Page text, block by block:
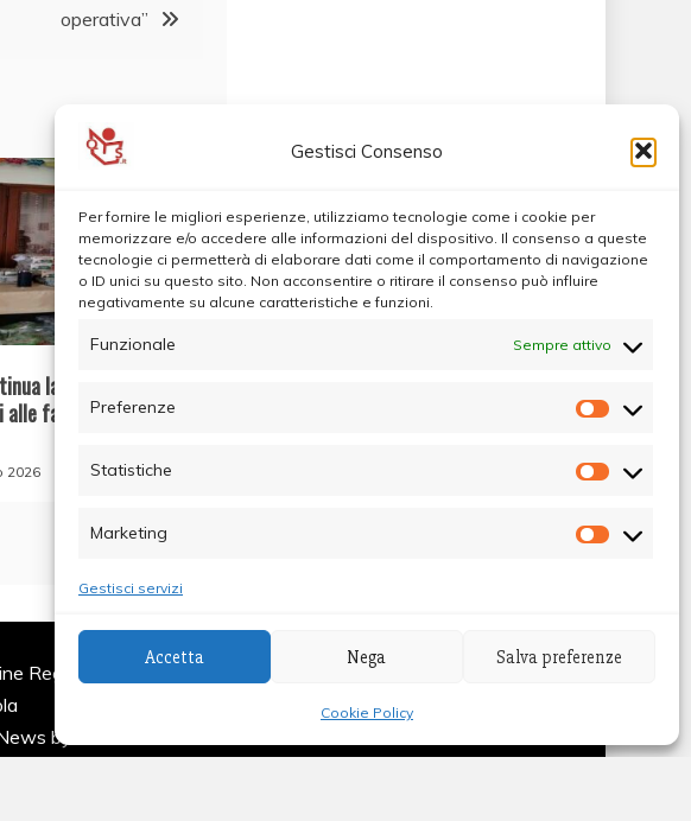
Gestisci Consenso
Per fornire le migliori esperienze, utilizziamo tecnologie come i cookie per
memorizzare e/o accedere alle informazioni del dispositivo. Il consenso a queste
tecnologie ci permetterà di elaborare dati come il comportamento di navigazione
o ID unici su questo sito. Non acconsentire o ritirare il consenso può influire
negativamente su alcune caratteristiche e funzioni.
Funzionale Sempre attivo
Preferenze
Statistiche
Marketing
Gestisci servizi
Accetta Nega Salva preferenze
Cookie Policy
operativa”
la distribuzione
alle famiglie in
2026
al Tribunale di Palermo - Direttore Responsabile
by